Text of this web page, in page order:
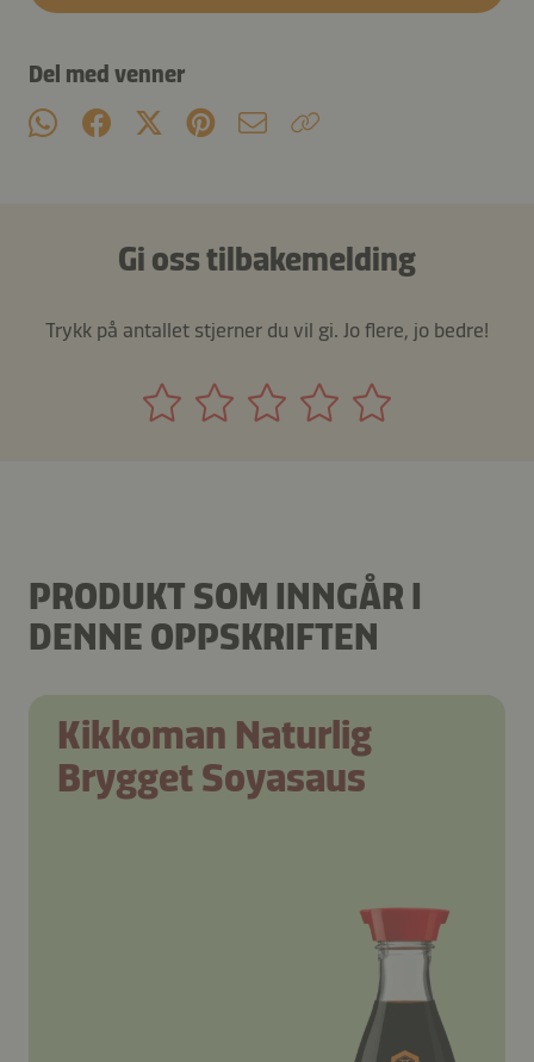
Del med venner
Gi oss tilbakemelding
Trykk på antallet stjerner du vil gi. Jo flere, jo bedre!
PRODUKT SOM INNGÅR I
DENNE OPPSKRIFTEN
Kikkoman Naturlig
Brygget Soyasaus